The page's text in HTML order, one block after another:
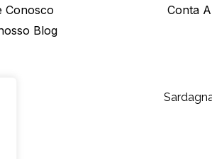
Conosco
Blog
Conta